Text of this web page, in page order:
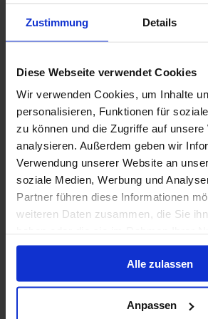
Zustimmung Details
Diese Webseite verwendet Cookies
Wir verwenden Cookies, um Inhalte
personalisieren, Funktionen für
zu können und die Zugriffe auf unsere
analysieren. Außerdem geben wir
Verwendung unserer Website an
soziale Medien, Werbung und
Partner führen diese Informationen
weiteren Daten zusammen, die Sie
gesammelt haben.
Alle zulassen
Anpassen
HAL - Vroegboekvoordelen
Binnenhutvan
€ 4.809p.p.
Buitenhutvan
€ 5.929p.p.
Alleen Cruise
Britse Eilanden vanaf
de Nieuw Statendam
Van / Naar Rotterdam
Volpension